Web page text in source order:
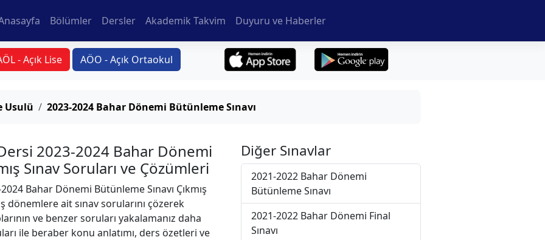
Bölümler Dersler Akademik Takvim Duyuru ve Haberler
- Açık Lise AÖO - Açık Ortaokul
Usulü 2023-2024 Bahar Dönemi Bütünleme Sınavı
2023-2024 Bahar Dönemi
Sınav Soruları ve Çözümleri
Bahar Dönemi Bütünleme Sınavı Çıkmış
dönemlere ait sınav sorularını çözerek
ve benzer soruları yakalamanız daha
ile beraber konu anlatımı, ders özetleri ve
Diğer Sınavlar
2021-2022 Bahar Dönemi
Bütünleme Sınavı
2021-2022 Bahar Dönemi Final
Sınavı